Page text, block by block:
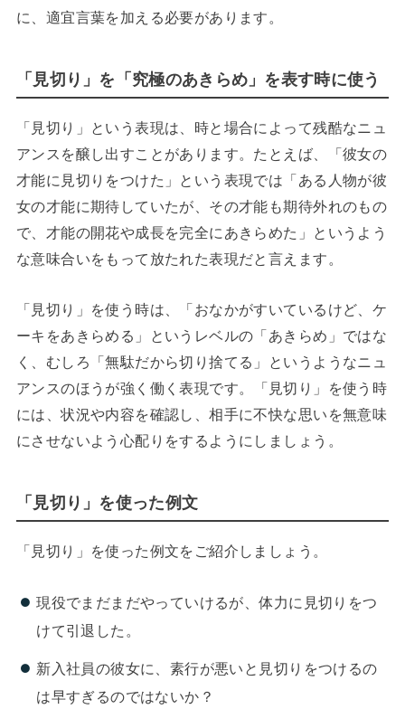
に、適宜言葉を加える必要があります。
「見切り」を「究極のあきらめ」を表す時に使う
「見切り」という表現は、時と場合によって残酷なニュ
アンスを醸し出すことがあります。たとえば、「彼女の
才能に見切りをつけた」という表現では「ある人物が彼
女の才能に期待していたが、その才能も期待外れのもの
で、才能の開花や成長を完全にあきらめた」というよう
な意味合いをもって放たれた表現だと言えます。
「見切り」を使う時は、「おなかがすいているけど、ケ
ーキをあきらめる」というレベルの「あきらめ」ではな
く、むしろ「無駄だから切り捨てる」というようなニュ
アンスのほうが強く働く表現です。
「見切り」を使う時
には、状況や内容を確認し、相手に不快な思いを無意味
にさせないよう心配りをするようにしましょう。
「見切り」を使った例文
「見切り」を使った例文をご紹介しましょう。
現役でまだまだやっていけるが、体力に見切りをつ
けて引退した。
新入社員の彼女に、素行が悪いと見切りをつけるの
は早すぎるのではないか？